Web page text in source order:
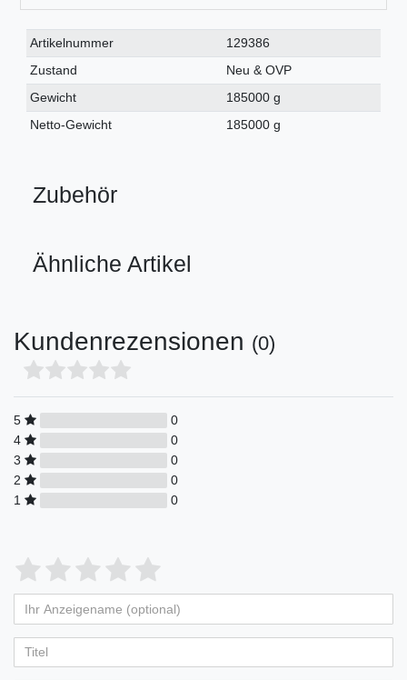
Technisches
Merkmal
Wert
Artikelnummer
129386
Zustand
Neu & OVP
Gewicht
185000 g
Netto-Gewicht
185000 g
Zubehör
Ähnliche Artikel
Kundenrezensionen (0)
5
0
4
0
3
0
2
0
1
0